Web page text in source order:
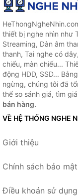
thiết bị nghe nhìn như
Streaming, Dàn âm
thanh, Tai nghe có
chiếu, màn chiếu...
động HDD, SSD...
ngừng, chúng tôi đã
thể so sánh giá, tìm
bán hàng.
VỀ HỆ THỐNG NGHE
Giới thiệu
Chính sách bảo mật
Điều khoản sử dụng